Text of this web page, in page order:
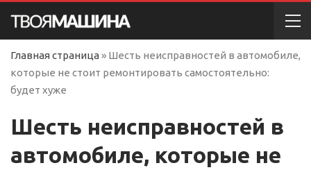
Главная страница » Шесть неисправностей в автомобиле,
которые не стоит ремонтировать самостоятельно:
будет хуже
Шесть неисправностей в
автомобиле, которые не